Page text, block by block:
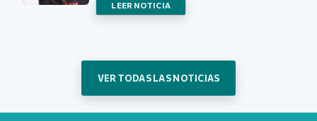
LEER NOTICIA
VER TODAS LAS NOTICIAS